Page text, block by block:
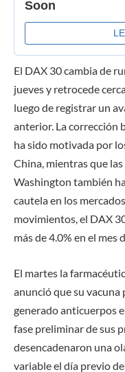
El DAX 30 cambia de
jueves y retrocede
luego de registrar un
anterior. La corrección
ha sido motivada por
China, mientras que
Washington también
cautela en los
movimientos, el DAX
más de 4.0% en el mes
El martes la
anunció que su
generado anticuerpos
fase preliminar de sus
desencadenaron una
variable el día previo